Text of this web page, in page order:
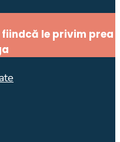
le privim prea